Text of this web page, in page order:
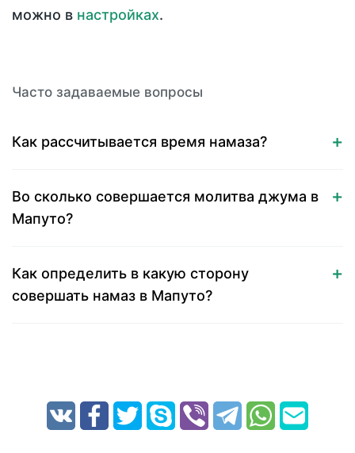
можно в настройках.
Часто задаваемые вопросы
Как рассчитывается время намаза?
Во сколько совершается молитва джума в
Мапуто?
Как определить в какую сторону
совершать намаз в Мапуто?